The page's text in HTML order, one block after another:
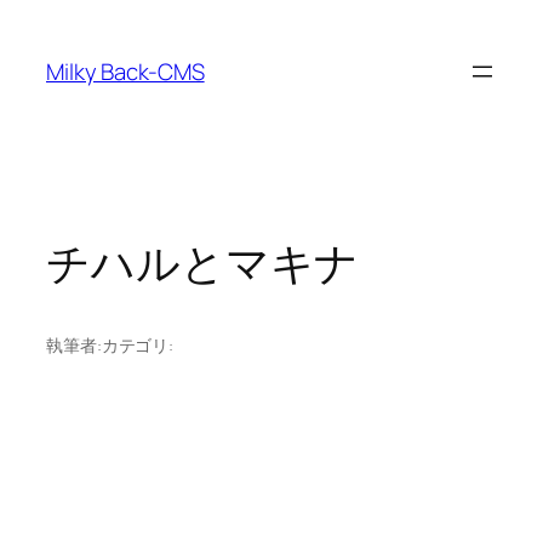
Milky Back-CMS
チハルとマキナ
執筆者:カテゴリ: